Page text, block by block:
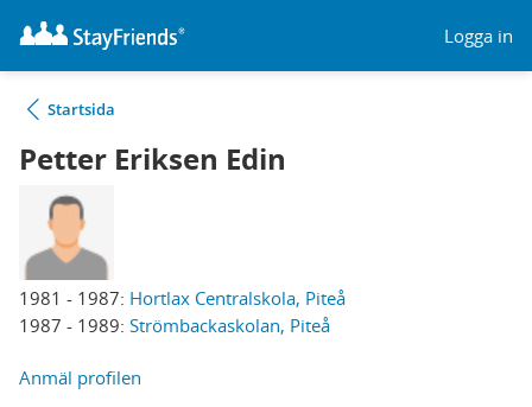
Logga in
Startsida
Petter Eriksen Edin
1981 - 1987: Hortlax Centralskola, Piteå
1987 - 1989: Strömbackaskolan, Piteå
Anmäl profilen